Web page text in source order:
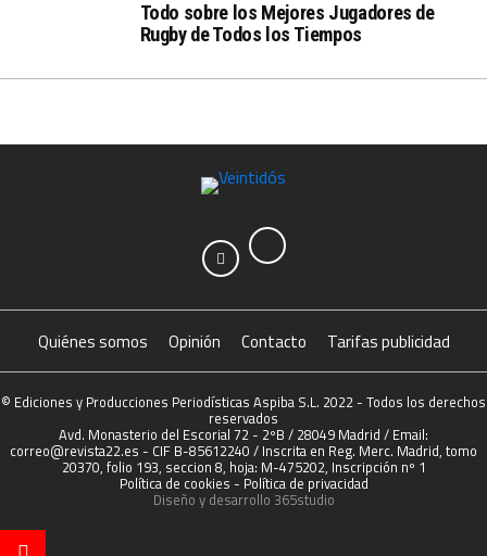
Todo sobre los Mejores Jugadores de
Rugby de Todos los Tiempos
Quiénes somos Opinión Contacto Tarifas publicidad
© Ediciones y Producciones Periodísticas Aspiba S.L. 2022 - Todos los derechos
reservados
Avd. Monasterio del Escorial 72 - 2ºB / 28049 Madrid / Email:
correo@revista22.es - CIF B-85612240 / Inscrita en Reg. Merc. Madrid, tomo
20370, folio 193, seccion 8, hoja: M-475202, Inscripción nº 1
Política de cookies - Política de privacidad
Diseño y desarrollo 365studio